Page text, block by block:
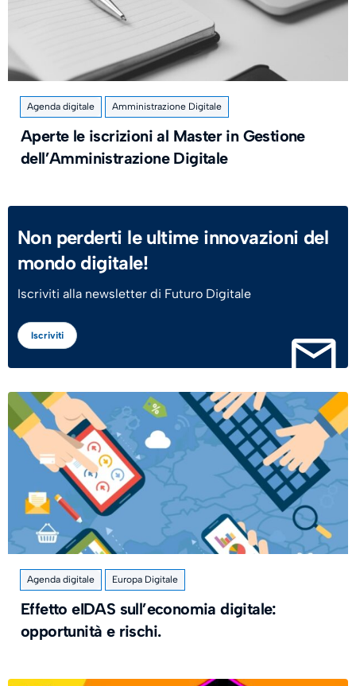
Agenda digitale Amministrazione Digitale
Aperte le iscrizioni al Master in Gestione
dell’Amministrazione Digitale
Non perderti le ultime innovazioni del
mondo digitale!
Iscriviti alla newsletter di Futuro Digitale
Iscriviti
Agenda digitale Europa Digitale
Effetto eIDAS sull’economia digitale:
opportunità e rischi.